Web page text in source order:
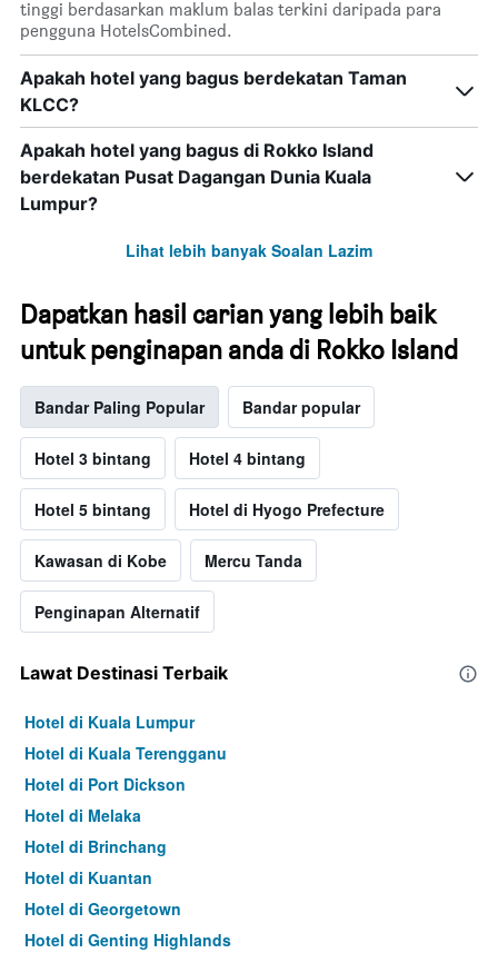
tinggi berdasarkan maklum balas terkini daripada para
pengguna HotelsCombined.
Apakah hotel yang bagus berdekatan Taman
KLCC?
Apakah hotel yang bagus di Rokko Island
berdekatan Pusat Dagangan Dunia Kuala
Lumpur?
Lihat lebih banyak Soalan Lazim
Dapatkan hasil carian yang lebih baik
untuk penginapan anda di Rokko Island
Bandar Paling Popular Bandar popular
Hotel 3 bintang Hotel 4 bintang
Hotel 5 bintang Hotel di Hyogo Prefecture
Kawasan di Kobe Mercu Tanda
Penginapan Alternatif
Lawat Destinasi Terbaik
Hotel di Kuala Lumpur
Hotel di Kuala Terengganu
Hotel di Port Dickson
Hotel di Melaka
Hotel di Brinchang
Hotel di Kuantan
Hotel di Georgetown
Hotel di Genting Highlands